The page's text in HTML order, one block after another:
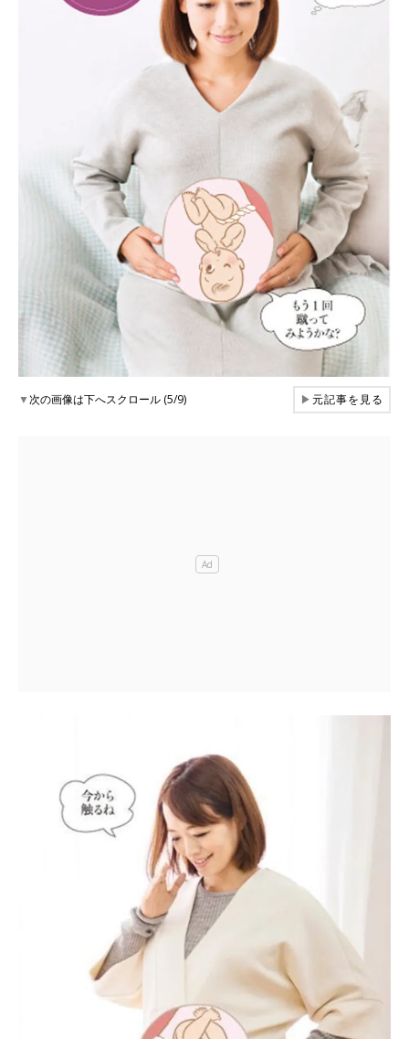
▼次の画像は下へスクロール (5/9) ▶元記事を見る